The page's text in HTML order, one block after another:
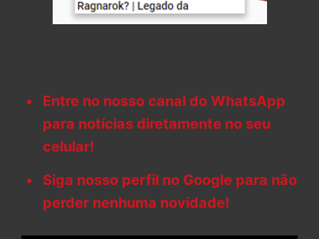
Entre no nosso canal do WhatsApp
para notícias diretamente no seu
celular!
Siga nosso perfil no Google para não
perder nenhuma novidade!